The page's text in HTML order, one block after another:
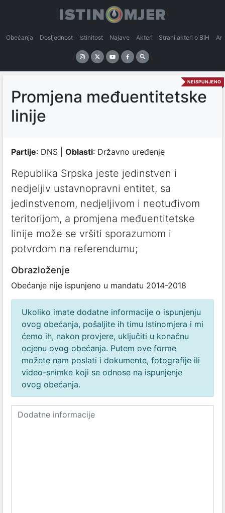
Obećanja Dosljednost Istinitost Najave Akteri Strani akteri o BiH
NEISPUNJENO
Promjena međuentitetske
linije
Partije: DNS | Oblasti: Državno uređenje
Republika Srpska jeste jedinstven i
nedjeljiv ustavnopravni entitet, sa
jedinstvenom, nedjeljivom i neotuđivom
teritorijom, a promjena međuentitetske
linije može se vršiti sporazumom i
potvrdom na referendumu;
Obrazloženje
Obećanje nije ispunjeno u mandatu 2014-2018
Ukoliko imate dodatne informacije o ispunjenju
ovog obećanja, pošaljite ih timu Istinomjera i mi
ćemo ih, nakon provjere, uključiti u konačnu
ocjenu ovog obećanja. Putem ove forme
možete nam poslati i dokumente, fotografije ili
video-snimke koji se odnose na ispunjenje
ovog obećanja.